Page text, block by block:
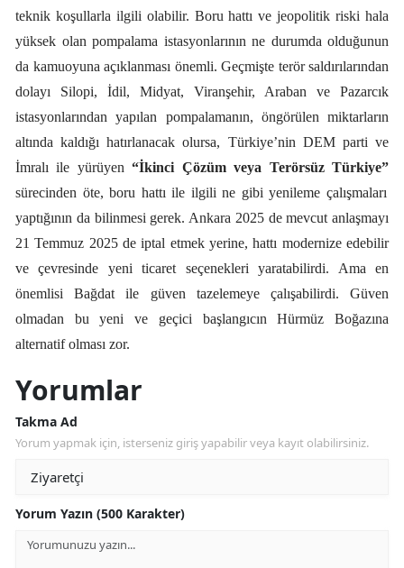
teknik koşullarla ilgili olabilir. Boru hattı ve jeopolitik riski hala
yüksek olan pompalama istasyonlarının ne durumda olduğunun
da kamuoyuna açıklanması önemli. Geçmişte terör saldırılarından
dolayı Silopi, İdil, Midyat, Viranşehir, Araban ve Pazarcık
istasyonlarından yapılan pompalamanın, öngörülen miktarların
altında kaldığı hatırlanacak olursa, Türkiye’nin DEM parti ve
İmralı ile yürüyen“İkinci Çözüm veya Terörsüz Türkiye”
sürecinden öte, boru hattı ile ilgili ne gibi yenileme çalışmaları
yaptığının da bilinmesi gerek. Ankara 2025 de mevcut anlaşmayı
21 Temmuz 2025 de iptal etmek yerine, hattı modernize edebilir
ve çevresinde yeni ticaret seçenekleri yaratabilirdi. Ama en
önemlisi Bağdat ile güven tazelemeye çalışabilirdi. Güven
olmadan bu yeni ve geçici başlangıcın Hürmüz Boğazına
alternatif olması zor.
Yorumlar
Takma Ad
Yorum yapmak için, isterseniz giriş yapabilir veya kayıt olabilirsiniz.
Yorum Yazın (500 Karakter)